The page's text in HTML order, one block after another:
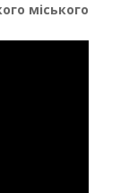
міського